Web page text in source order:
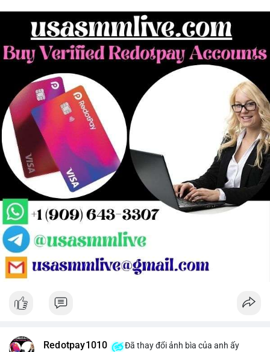
Redotpay1010 Đã thay đổi ảnh bìa của anh ấy